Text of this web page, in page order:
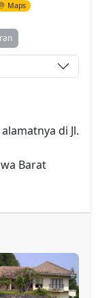
Maps
di Jl.
Barat